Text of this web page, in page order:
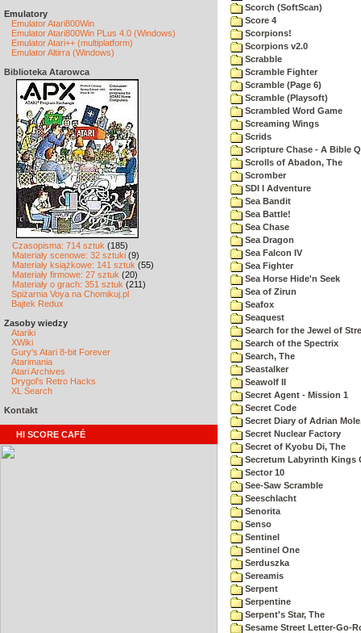
Emulatory
Emulator Atari800Win
Emulator Atari800Win PLus 4.0 (Windows)
Emulator Atari++ (multiplatform)
Emulator Altirra (Windows)
Biblioteka Atarowca
Czasopisma: 714 sztuk (185)
Materiały scenowe: 32 sztuki (9)
Materiały książkowe: 141 sztuk (55)
Materiały firmowe: 27 sztuk (20)
Materiały o grach: 351 sztuk (211)
Spiżarnia Voya na Chomikuj.pl
Bajtek Redux
Zasoby wiedzy
Atariki
XWiki
Gury's Atari 8-bit Forever
Atarimania
Atari Archives
Drygol's Retro Hacks
XL Search
Kontakt
HI SCORE CAFÉ
Scorch (SoftScan)
Score 4
Scorpions!
Scorpions v2.0
Scrabble
Scramble Fighter
Scramble (Page 6)
Scramble (Playsoft)
Scrambled Word Game
Screaming Wings
Scrids
Scripture Chase - A Bible
Scrolls of Abadon, The
Scromber
SDI I Adventure
Sea Bandit
Sea Battle!
Sea Chase
Sea Dragon
Sea Falcon IV
Sea Fighter
Sea Horse Hide'n Seek
Sea of Zirun
Seafox
Seaquest
Search for the Jewel of
Search of the Spectrix
Search, The
Seastalker
Seawolf II
Secret Agent - Mission 1
Secret Code
Secret Diary of Adrian
Secret Nuclear Factory
Secret of Kyobu Di, The
Secretum Labyrinth Kings
Sector 10
See-Saw Scramble
Seeschlacht
Senorita
Senso
Sentinel
Sentinel One
Serduszka
Sereamis
Serpent
Serpentine
Serpent's Star, The
Sesame Street Letter-Go-